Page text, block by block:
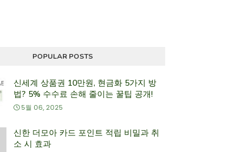
POPULAR POSTS
신세계 상품권 10만원, 현금화 5가지 방
법? 5% 수수료 손해 줄이는 꿀팁 공개!
5월 06, 2025
신한 더모아 카드 포인트 적립 비밀과 취
소 시 효과